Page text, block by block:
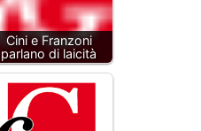
Cini e Franzoni
parlano di laicità